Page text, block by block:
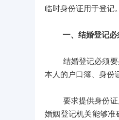
临时身份证用于登记
一、结婚登记
结婚登记必须要身
本人的户口簿、身份
要求提供身份证原
婚姻登记机关能够准